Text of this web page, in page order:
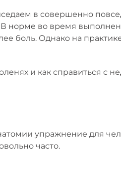
в совершенно
В норме во время
боль. Однако на
и как справиться с
упражнение для
часто.